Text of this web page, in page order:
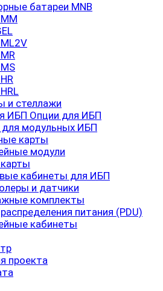
батареи MNB
и стеллажи
Опции для ИБП
для модульных ИБП
карты
модули
кабинеты для ИБП
и датчики
комплекты
питания (PDU)
кабинеты
проекта